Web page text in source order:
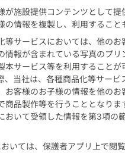
が施設提供コンテンツとして提
の情報を複製し、利用すること
等サービスにおいては、他のお
情報が含まれている写真のプリ
本サービス等を利用することが
、当社は、各種商品化等サービ
お客様のお子様の情報を他のお
商品製作等を行うこととなりま
おいて受領した情報を第3項の
いては、保護者アプリ上で閲